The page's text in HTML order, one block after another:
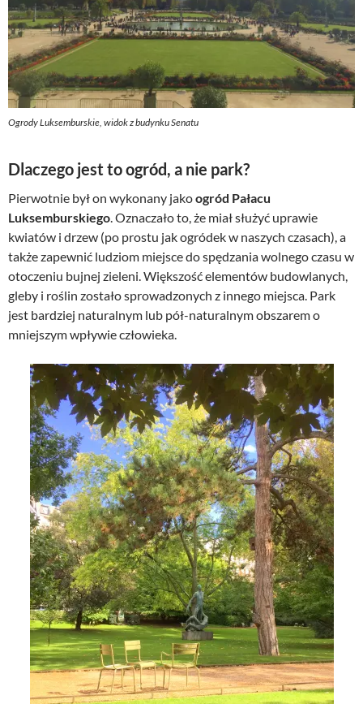
Ogrody Luksemburskie, widok z budynku Senatu
Dlaczego jest to ogród, a nie park?
Pierwotnie był on wykonany jakoogród Pałacu
Luksemburskiego. Oznaczało to, że miał służyć uprawie
kwiatów i drzew (po prostu jak ogródek w naszych czasach), a
także zapewnić ludziom miejsce do spędzania wolnego czasu w
otoczeniu bujnej zieleni. Większość elementów budowlanych,
gleby i roślin zostało sprowadzonych z innego miejsca. Park
jest bardziej naturalnym lub pół-naturalnym obszarem o
mniejszym wpływie człowieka.